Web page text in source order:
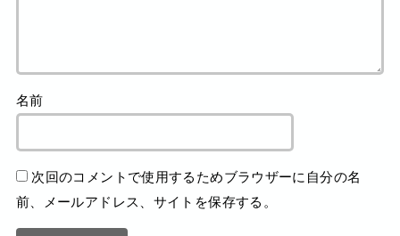
名前
次回のコメントで使用するためブラウザーに自分の名
前、メールアドレス、サイトを保存する。